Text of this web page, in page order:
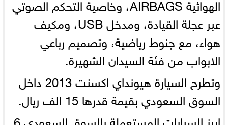
عبر عجلة القيادة، ومدخل USB، ومكيف
هواء، مع جنوط رياضية، وتصميم رباعي
الابواب من فئة السيدان الشهيرة.
وتطرح السيارة هيونداي اكسنت 2013 داخل
السوق السعودي بقيمة قدرها 15 الف ريال.
ابرز السيارات المستعملة بالسوق السعودي6